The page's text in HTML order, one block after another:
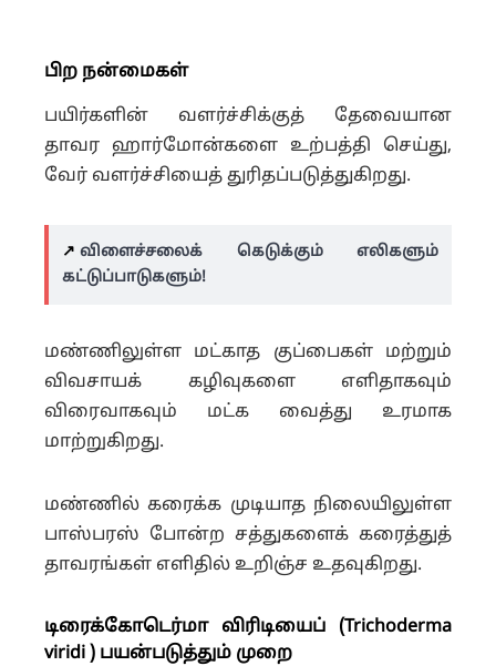
பிற நன்மைகள்
பயிர்களின் வளர்ச்சிக்குத் தேவையான
தாவர ஹார்மோன்களை உற்பத்தி செய்து,
வேர் வளர்ச்சியைத் துரிதப்படுத்துகிறது.
↗️ விளைச்சலைக் கெடுக்கும் எலிகளும்
கட்டுப்பாடுகளும்!
மண்ணிலுள்ள மட்காத குப்பைகள் மற்றும்
விவசாயக் கழிவுகளை எளிதாகவும்
விரைவாகவும் மட்க வைத்து உரமாக
மாற்றுகிறது.
மண்ணில் கரைக்க முடியாத நிலையிலுள்ள
பாஸ்பரஸ் போன்ற சத்துகளைக் கரைத்துத்
தாவரங்கள் எளிதில் உறிஞ்ச உதவுகிறது.
டிரைக்கோடெர்மா விரிடியைப் (Trichoderma
viridi ) பயன்படுத்தும் முறை